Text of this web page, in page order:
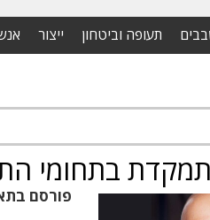
תעופה וביטחון ייצור
בתחומי
פורסם